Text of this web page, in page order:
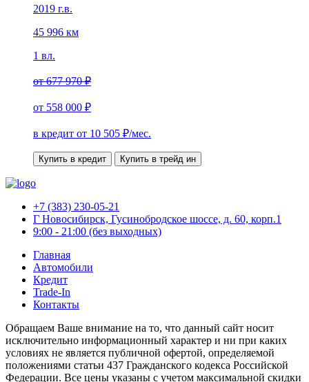
2019 г.в.
45 996 км
1 вл.
от677 970 ₽
от 558 000 ₽
в кредит от 10 505 ₽/мес.
Купить в кредит Купить в трейд ин
+7 (383) 230-05-21
Г Новосибирск, Гусинобродское шоссе, д. 60, корп.1
9:00 - 21:00 (без выходных)
Главная
Автомобили
Кредит
Trade-In
Контакты
Обращаем Ваше внимание на то, что данный сайт носит
исключительно информационный характер и ни при каких
условиях не является публичной офертой, определяемой
положениями статьи 437 Гражданского кодекса Российской
Федерации. Все цены указаны с учетом максимальной скидки